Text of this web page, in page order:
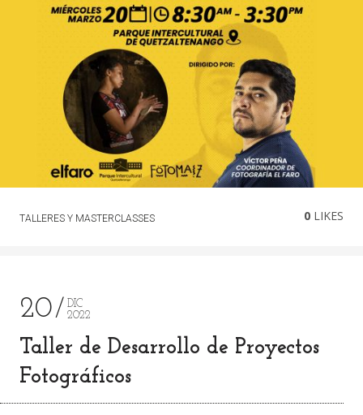
TALLERES Y MASTERCLASSES 0 LIKES
20
DIC
2022
Taller de Desarrollo de Proyectos
Fotográficos